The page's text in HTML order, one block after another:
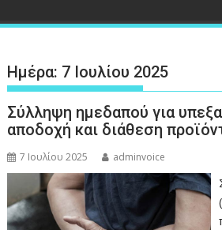
Ημέρα: 7 Ιουλίου 2025
Σύλληψη ημεδαπού για
αποδοχή και διάθεση
7 Ιουλίου 2025 adminvoice